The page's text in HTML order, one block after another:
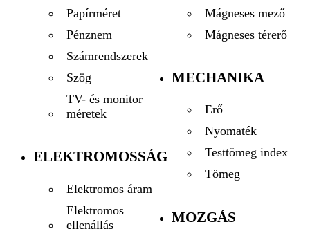
Papírméret
Pénznem
Számrendszerek
Szög
TV- és monitor
méretek
ELEKTROMOSSÁG
Elektromos áram
Elektromos
ellenállás
Mágneses mező
Mágneses térerő
MECHANIKA
Erő
Nyomaték
Testtömeg index
Tömeg
MOZGÁS